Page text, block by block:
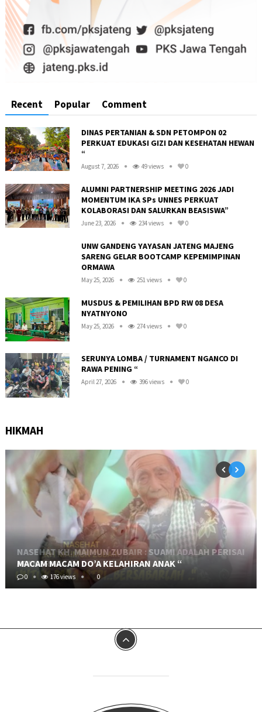
Recent Popular Comment
DINAS PERTANIAN & SDN PETOMPON 02
PERKUAT EDUKASI GIZI DAN KESEHATAN HEWAN
“
August 7, 2026 49 views 0
ALUMNI PARTNERSHIP MEETING 2026 JADI
MOMENTUM IKA SPs UNNES PERKUAT
KOLABORASI DAN SALURKAN BEASISWA”
June 23, 2026 234 views 0
UNW GANDENG YAYASAN JATENG MAJENG
SARENG GELAR BOOTCAMP KEPEMIMPINAN
ORMAWA
May 25, 2026 251 views 0
MUSDUS & PEMILIHAN BPD RW 08 DESA
NYATNYONO
May 25, 2026 274 views 0
SERUNYA LOMBA / TURNAMENT NGANCO DI
RAWA PENING “
April 27, 2026 396 views 0
HIKMAH
MACAM MACAM DO’A KELAHIRAN ANAK “
0 176 views 0